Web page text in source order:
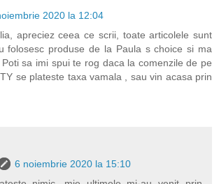
2020 la 12:04
apreciez ceea ce scrii, toate articolele sunt
folosesc produse de la Paula s choice si ma
sa imi spui te rog daca la comenzile de pe
se plateste taxa vamala , sau vin acasa prin
6 noiembrie 2020 la 15:10